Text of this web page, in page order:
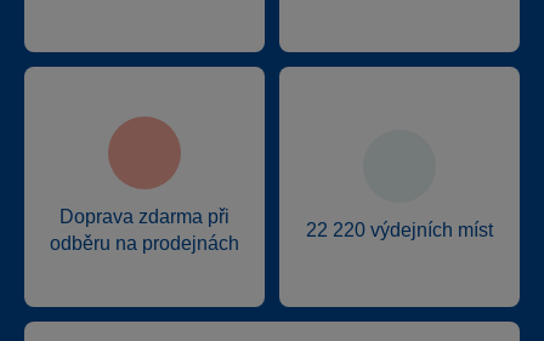
Doprava zdarma při
odběru na prodejnách
22 220 výdejních míst